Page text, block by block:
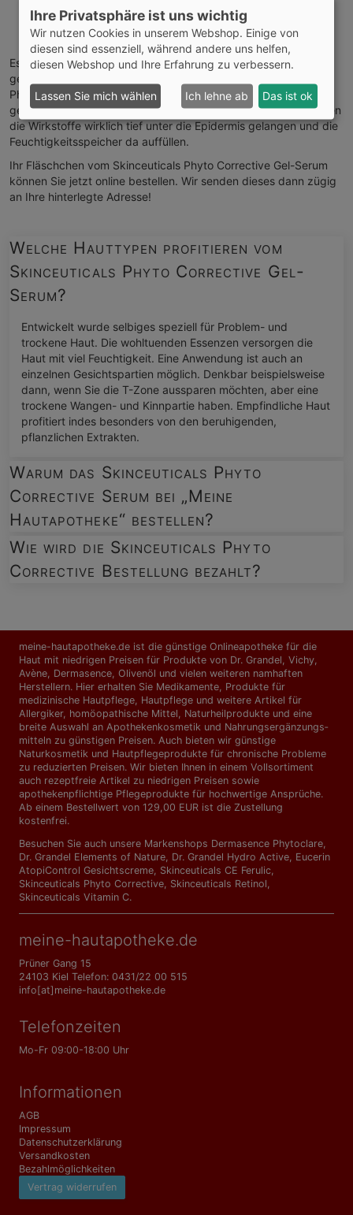
Hals
Dekolleté
andere trockene Körperstellen
Es zieht innerhalb weniger Minuten ein und hinterlässt eine
geschmeidige Hautoberfläche. Tragen Sie das Skinceuticals
Phyto Corrective Gel-Serum immer nur auf das gründlich
gereinigte Gesicht (oder andere Hautpartien) auf. Nur so können
die Wirkstoffe wirklich tief unter die Epidermis gelangen und die
Feuchtigkeitsspeicher da auffüllen.
Ihr Fläschchen vom Skinceuticals Phyto Corrective Gel-Serum
können Sie jetzt online bestellen. Wir senden dieses dann zügig
an Ihre hinterlegte Adresse!
Welche Hauttypen profitieren vom
Skinceuticals Phyto Corrective Gel-
Serum?
Entwickelt wurde selbiges speziell für Problem- und
trockene Haut. Die wohltuenden Essenzen versorgen die
Haut mit viel Feuchtigkeit. Eine Anwendung ist auch an
einzelnen Gesichtspartien möglich. Denkbar beispielsweise
dann, wenn Sie die T-Zone aussparen möchten, aber eine
trockene Wangen- und Kinnpartie haben. Empfindliche Haut
profitiert indes besonders von den beruhigenden,
pflanzlichen Extrakten.
Warum das Skinceuticals Phyto
Corrective Serum bei „Meine
Hautapotheke“ bestellen?
Wie wird die Skinceuticals Phyto
Corrective Bestellung bezahlt?
meine-hautapotheke.de ist die günstige Onlineapotheke für die
Haut mit niedrigen Preisen für Produkte von Dr. Grandel, Vichy,
Avène, Dermasence, Olivenöl und vielen weiteren namhaften
Herstellern. Hier erhalten Sie Medikamente, Produkte für
medizinische Hautpflege, Hautpflege und weitere Artikel für
Allergiker, homöopathische Mittel, Naturheilprodukte und eine
breite Auswahl an Apothekenkosmetik und Nahrungs­ergänzungs­
mitteln zu günstigen Preisen. Auch bieten wir günstige
Naturkosmetik und Hautpflegeprodukte für chronische Probleme
zu reduzierten Preisen. Wir bieten Ihnen in einem Vollsortiment
auch rezeptfreie Artikel zu niedrigen Preisen sowie
apothekenpflichtige Pflegeprodukte für hochwertige Ansprüche.
Ab einem Bestellwert von 129,00 EUR ist die Zustellung
kostenfrei.
Besuchen Sie auch unsere Markenshops Dermasence Phytoclare
Dr. Grandel Elements of Nature Dr. Grandel Hydro Active Eucerin
AtopiControl Gesichtscreme Skinceuticals CE Ferulic
Skinceuticals Phyto Corrective Skinceuticals Retinol
Skinceuticals Vitamin C.
meine-hautapotheke.de
Prüner Gang 15
24103 Kiel Telefon: 0431/22 00 515
info[at]meine-hautapotheke.de
Telefonzeiten
Mo-Fr 09:00-18:00 Uhr
Informationen
AGB
Impressum
Datenschutzerklärung
Versandkosten
Bezahlmöglichkeiten
Vertrag widerrufen
Ihre Privatsphäre ist uns wichtig
Wir nutzen Cookies in unserem Webshop. Einige von
diesen sind essenziell, während andere uns helfen,
diesen Webshop und Ihre Erfahrung zu verbessern.
Lassen Sie mich wählen Ich lehne ab Das ist ok